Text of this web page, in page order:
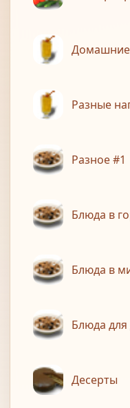
Домашние
Разные
Разное #1
Блюда в
Блюда в
Блюда для
Десерты